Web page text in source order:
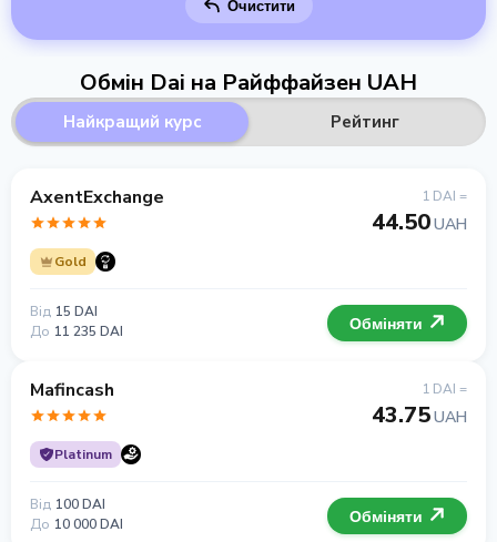
Очистити
Обмін Dai на Райффайзен UAH
Найкращий курс Рейтинг
AxentExchange
Gold
1 DAI =
44.50UAH
Від 15 DAI
До 11 235 DAI Обміняти
Mafincash
Platinum
1 DAI =
43.75UAH
Від 100 DAI
До 10 000 DAI Обміняти